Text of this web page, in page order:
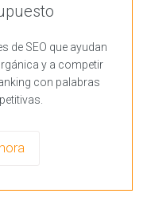
de SEO que ayudan
y a competir
con palabras